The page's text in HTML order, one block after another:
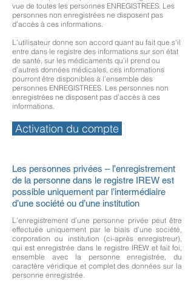
vue de toutes les personnes ENREGISTREES. Les
personnes non enregistrées ne disposent pas
d’accès à ces informations.
L’utilisateur donne son accord quant au fait que s’il
entre dans le registre des informations sur son état
de santé, sur les médicaments qu’il prend ou
d’autres données médicales, ces informations
pourront être disponibles à l’ensemble des
personnes ENREGISTREES. Les personnes non
enregistrées ne disposent pas d’accès à ces
informations.
Activation du compte
Les personnes privées – l’enregistrement
de la personne dans le registre IREW est
possible uniquement par l’intermédiaire
d’une société ou d’une institution
L’enregistrement d’une personne privée peut être
effectuée uniquement par le biais d’une société,
corporation ou institution (ci-après enregistreur),
qui est enregistrée dans le registre IREW et fait foi,
ensemble avec la personne enregistrée, du
caractère véridique et complet des données sur la
personne enregistrée.